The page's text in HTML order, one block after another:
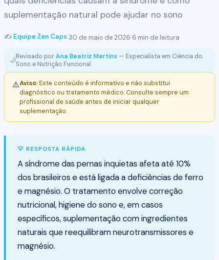
suplementação natural pode ajudar no sono
✍️ Equipe Zen Caps·30 de maio de 2026·6 min de leitura
🌙Revisado porAna Beatriz Martins — Especialista em Ciência do
Sono e Nutrição Funcional
⚠️Aviso:Este conteúdo é informativo e não substitui
diagnóstico ou tratamento médico. Consulte sempre um
profissional de saúde antes de iniciar qualquer
suplementação.
💡 RESPOSTA RÁPIDA
A síndrome das pernas inquietas afeta até 10%
dos brasileiros e está ligada a deficiências de ferro
e magnésio. O tratamento envolve correção
nutricional, higiene do sono e, em casos
específicos, suplementação com ingredientes
naturais que reequilibram neurotransmissores e
magnésio.